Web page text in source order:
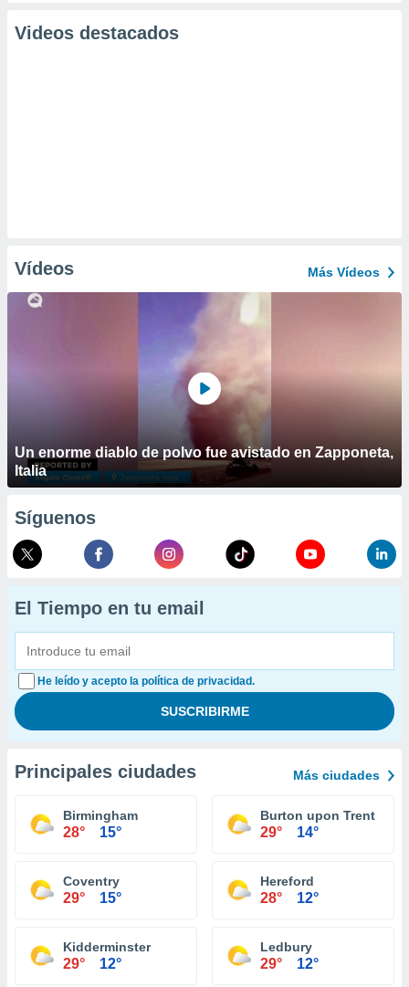
Videos destacados
Vídeos Más Vídeos
Un enorme diablo de polvo fue avistado en Zapponeta,
Italia
Síguenos
El Tiempo en tu email
He leído y acepto la política de privacidad.
Principales ciudades Más ciudades
Birmingham
28° 15°
Burton upon Trent
29° 14°
Coventry
29° 15°
Hereford
28° 12°
Kidderminster
29° 12°
Ledbury
29° 12°